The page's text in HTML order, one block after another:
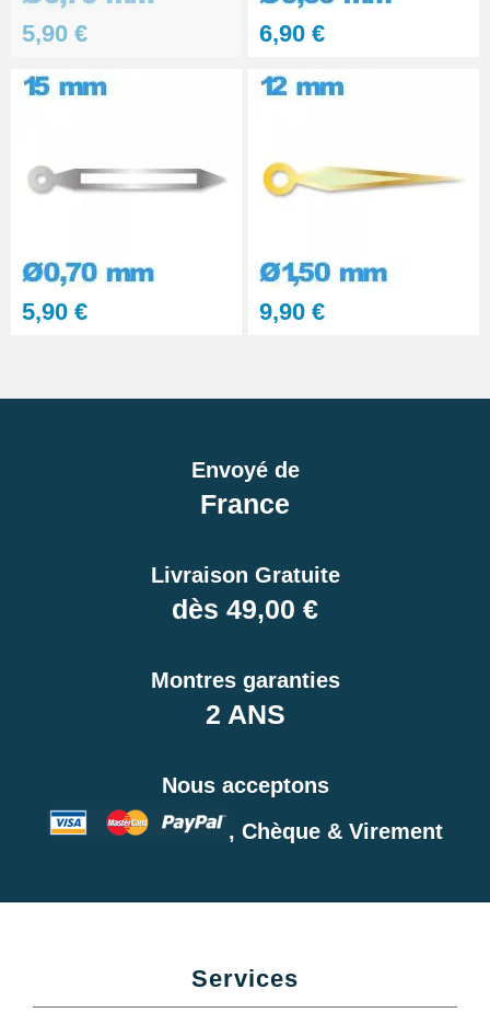
5,90 € 6,90 €
5,90 € 9,90 €
Envoyé de
France
Livraison Gratuite
dès 49,00 €
Montres garanties
2 ANS
Nous acceptons
, Chèque & Virement
Services